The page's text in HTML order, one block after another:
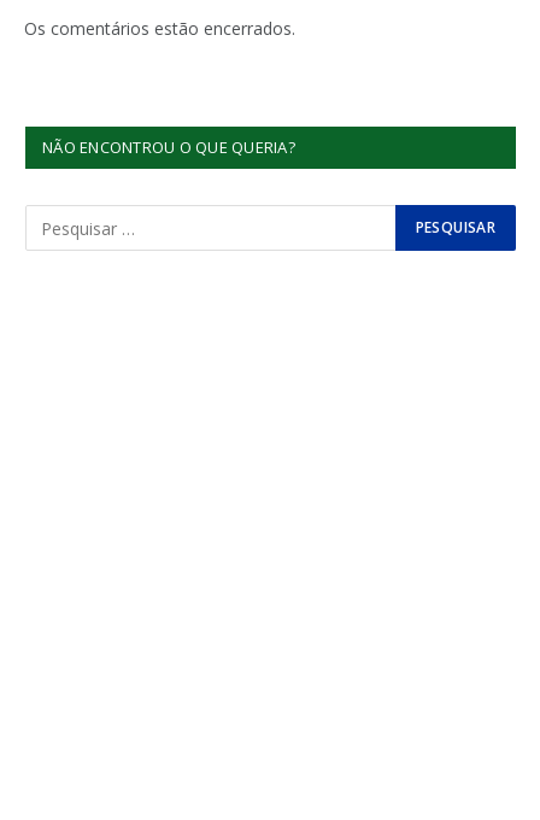
Os comentários estão encerrados.
NÃO ENCONTROU O QUE QUERIA?